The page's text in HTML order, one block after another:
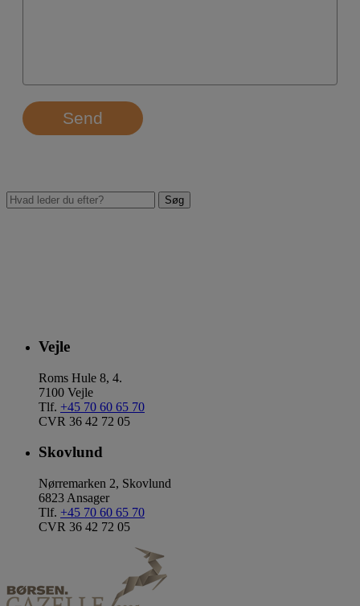
Send
Vejle
Roms Hule 8, 4.
7100 Vejle
Tlf. +45 70 60 65 70
CVR 36 42 72 05
Skovlund
Nørremarken 2, Skovlund
6823 Ansager
Tlf. +45 70 60 65 70
CVR 36 42 72 05